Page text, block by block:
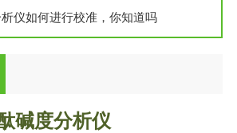
仪如何进行校准，你知道吗
碱度分析仪